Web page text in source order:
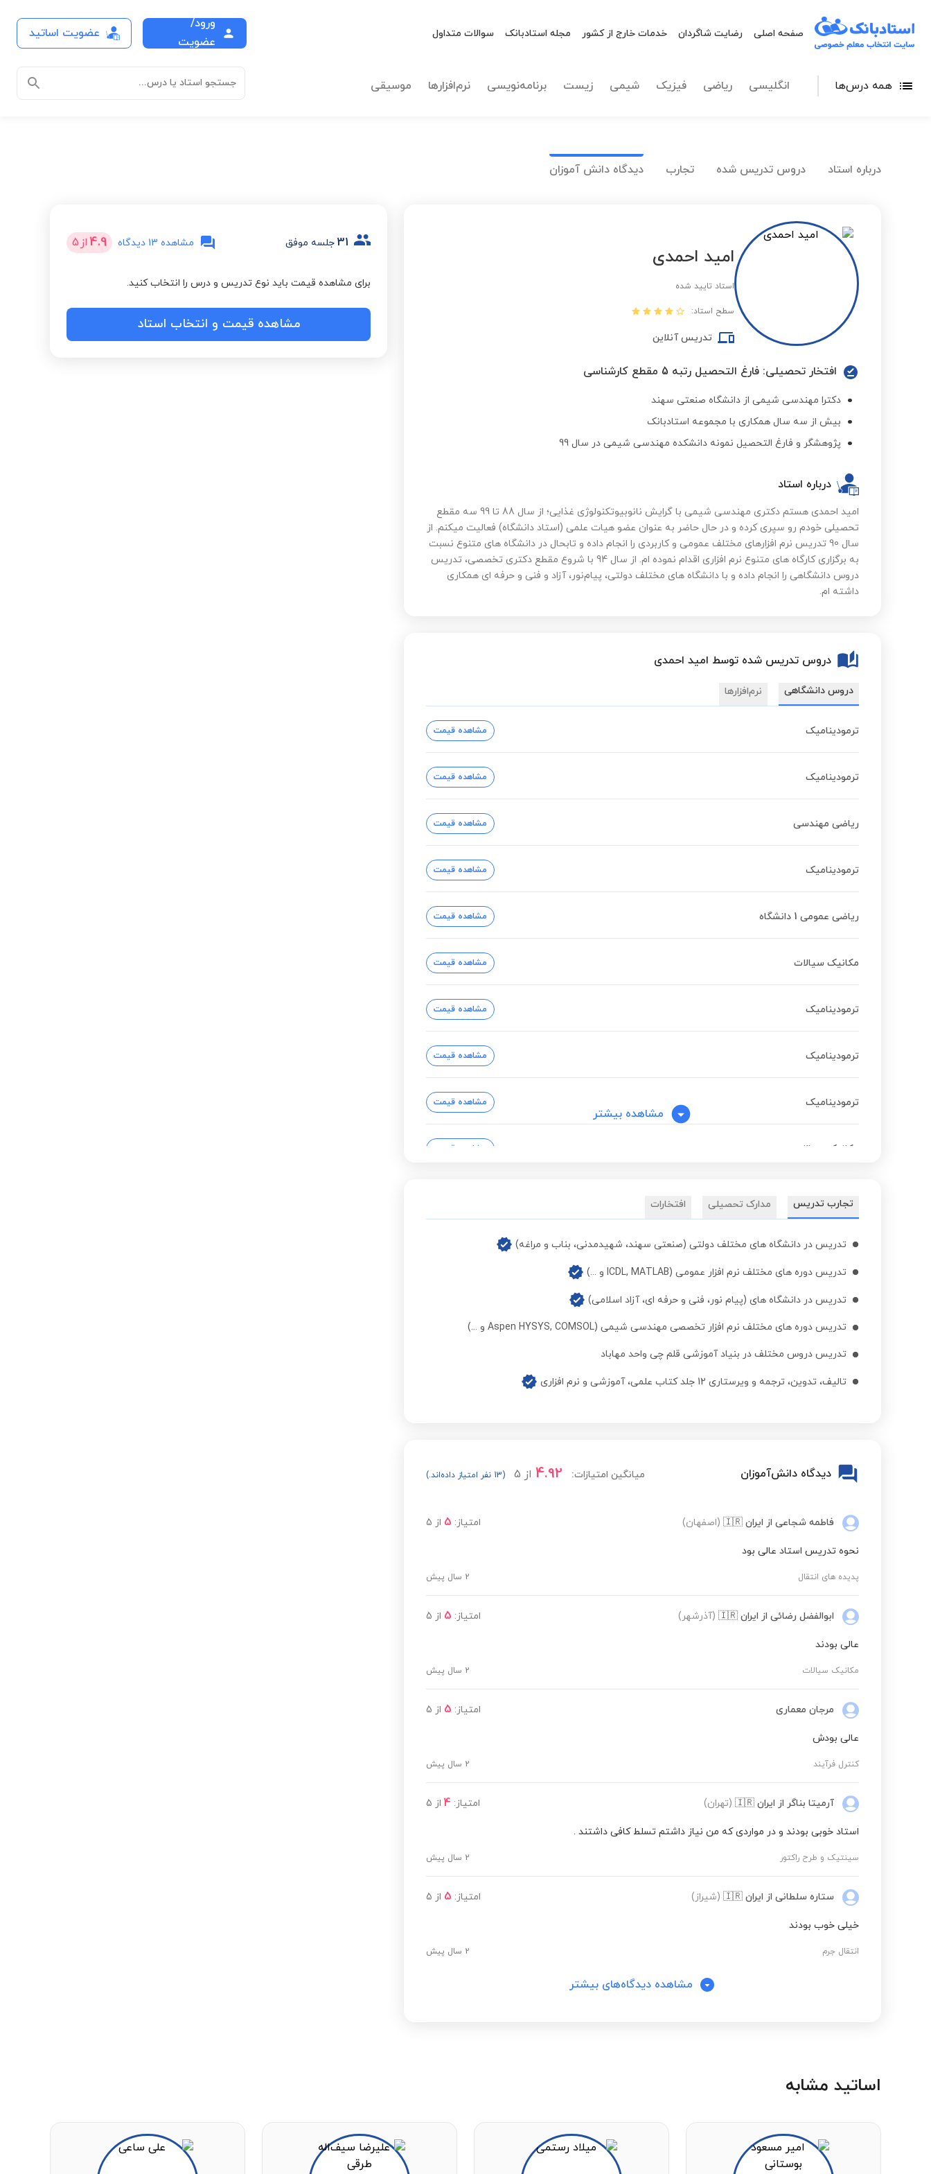
صفحه اصلی رضایت شاگردان خدمات خارج از کشور مجله استادبانک سوالات متداول
ورود/
عضویت
عضویت اساتید
همه درس‌ها انگلیسی ریاضی فیزیک شیمی زیست برنامه‌نویسی نرم‌افزارها موسیقی جستجو استاد یا درس...
درباره استاد دروس تدریس شده تجارب دیدگاه دانش آموزان
امید احمدی
استاد تایید شده
سطح استاد:
تدریس آنلاین
افتخار تحصیلی: فارغ التحصیل رتبه 5 مقطع کارشناسی
دکترا مهندسی شیمی از دانشگاه صنعتی سهند
بیش از سه سال همکاری با مجموعه استادبانک
پژوهشگر و فارغ التحصیل نمونه دانشکده مهندسی شیمی در سال 99
درباره استاد
امید احمدی هستم دکتری مهندسی شیمی با گرایش نانوبیوتکنولوژی غذایی؛ از سال 88 تا 99 سه مقطع
تحصیلی خودم رو سپری کرده و در حال حاضر به عنوان عضو هیات علمی (استاد دانشگاه) فعالیت میکنم. از
سال 90 تدریس نرم افزارهای مختلف عمومی و کاربردی را انجام داده و تابحال در دانشگاه های متنوع نسبت
به برگزاری کارگاه های متنوع نرم افزاری اقدام نموده ام. از سال 94 با شروع مقطع دکتری تخصصی، تدریس
دروس دانشگاهی را انجام داده و با دانشگاه های مختلف دولتی، پیام‌نور، آزاد و فنی و حرفه ای همکاری
داشته ام.
دروس تدریس شده توسط امید احمدی
دروس دانشگاهی نرم‌افزارها
ترمودینامیک مشاهده قیمت
ترمودینامیک مشاهده قیمت
ریاضی مهندسی مشاهده قیمت
ترمودینامیک مشاهده قیمت
ریاضی عمومی 1 دانشگاه مشاهده قیمت
مکانیک سیالات مشاهده قیمت
ترمودینامیک مشاهده قیمت
ترمودینامیک مشاهده قیمت
ترمودینامیک مشاهده قیمت
مکانیک سیالات مشاهده قیمت
ریاضی مهندسی
ترمودینامیک مشاهده قیمت
ترمودینامیک
مکانیک سیالات مشاهده قیمت
مکانیک سیالات مشاهده قیمت
مکانیک سیالات مشاهده قیمت
ریاضی مهندسی مشاهده قیمت
ریاضی مهندسی مشاهده قیمت
انتقال حرارت مشاهده قیمت
انتقال حرارت
کنترل فرآیند مشاهده قیمت
شیمی و بیوشیمی مواد غذایی
مشاهده بیشتر
تجارب تدریس مدارک تحصیلی افتخارات
تدریس در دانشگاه های مختلف دولتی (صنعتی سهند، شهیدمدنی، بناب و مراغه)
تدریس دوره های مختلف نرم افزار عمومی (ICDL, MATLAB و ...)
تدریس در دانشگاه های (پیام نور، فنی و حرفه ای، آزاد اسلامی)
تدریس دوره های مختلف نرم افزار تخصصی مهندسی شیمی (Aspen HYSYS, COMSOL و ...)
تدریس دروس مختلف در بنیاد آموزشی قلم چی واحد مهاباد
تالیف، تدوین، ترجمه و ویرستاری 12 جلد کتاب علمی، آموزشی و نرم افزاری
دیدگاه دانش‌آموزان میانگین امتیازات: 4.92 از 5 (13 نفر امتیاز داده‌اند.)
فاطمه شجاعی از ایران 🇮🇷 (اصفهان) امتیاز: 5 از 5
نحوه تدریس استاد عالی بود
پدیده های انتقال 2 سال پیش
ابوالفضل رضائی از ایران 🇮🇷 (آذرشهر) امتیاز: 5 از 5
عالی بودند
مکانیک سیالات 2 سال پیش
مرجان معماری امتیاز: 5 از 5
عالی بودش
کنترل فرآیند 2 سال پیش
آرمیتا بناگر از ایران 🇮🇷 (تهران) امتیاز: 4 از 5
استاد خوبی بودند و در مواردی که من نیاز داشتم تسلط کافی داشتند .
سینتیک و طرح راکتور 2 سال پیش
ستاره سلطانی از ایران 🇮🇷 (شیراز) امتیاز: 5 از 5
خیلی خوب بودند
انتقال جرم 2 سال پیش
مشاهده دیدگاه‌های بیشتر
31 جلسه موفق مشاهده 13 دیدگاه 4.9 از 5
برای مشاهده قیمت باید نوع تدریس و درس را انتخاب کنید.
مشاهده قیمت و انتخاب استاد
اساتید مشابه